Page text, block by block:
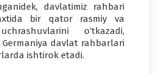
davlatimiz rahbari
bir qator rasmiy va
o‘tkazadi,
Germaniya davlat rahbarlari
ishtirok etadi.